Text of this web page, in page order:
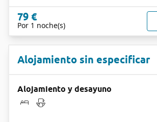
79 €
Por 1 noche(s)
Alojamiento sin especificar
Alojamiento y desayuno